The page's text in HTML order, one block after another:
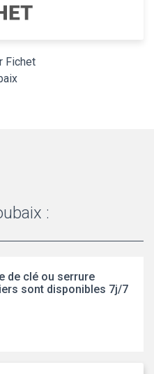
Fichet
:
de clé ou serrure
sont disponibles 7j/7